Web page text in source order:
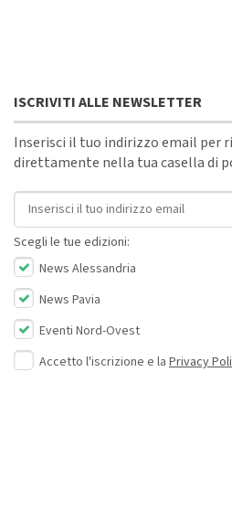
ISCRIVITI ALLE NEWSLETTER
Inserisci il tuo indirizzo email per
direttamente nella tua casella di
Indirizzo email
Scegli le tue edizioni:
News Alessandria
News Pavia
Eventi Nord-Ovest
Accetto l'iscrizione e la Privacy